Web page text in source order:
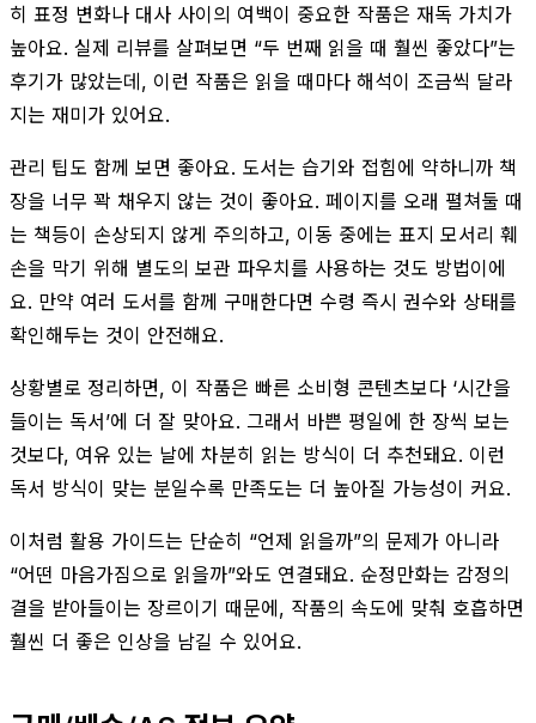
히 표정 변화나 대사 사이의 여백이 중요한 작품은 재독 가치가
높아요. 실제 리뷰를 살펴보면 “두 번째 읽을 때 훨씬 좋았다”는
후기가 많았는데, 이런 작품은 읽을 때마다 해석이 조금씩 달라
지는 재미가 있어요.
관리 팁도 함께 보면 좋아요. 도서는 습기와 접힘에 약하니까 책
장을 너무 꽉 채우지 않는 것이 좋아요. 페이지를 오래 펼쳐둘 때
는 책등이 손상되지 않게 주의하고, 이동 중에는 표지 모서리 훼
손을 막기 위해 별도의 보관 파우치를 사용하는 것도 방법이에
요. 만약 여러 도서를 함께 구매한다면 수령 즉시 권수와 상태를
확인해두는 것이 안전해요.
상황별로 정리하면, 이 작품은 빠른 소비형 콘텐츠보다 ‘시간을
들이는 독서’에 더 잘 맞아요. 그래서 바쁜 평일에 한 장씩 보는
것보다, 여유 있는 날에 차분히 읽는 방식이 더 추천돼요. 이런
독서 방식이 맞는 분일수록 만족도는 더 높아질 가능성이 커요.
이처럼 활용 가이드는 단순히 “언제 읽을까”의 문제가 아니라
“어떤 마음가짐으로 읽을까”와도 연결돼요. 순정만화는 감정의
결을 받아들이는 장르이기 때문에, 작품의 속도에 맞춰 호흡하면
훨씬 더 좋은 인상을 남길 수 있어요.